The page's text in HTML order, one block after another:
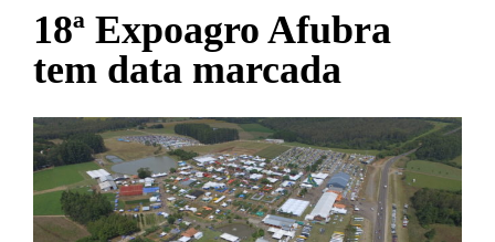
18ª Expoagro Afubra
tem data marcada